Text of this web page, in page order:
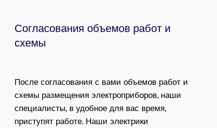
Согласования объемов работ и
схемы
После согласования с вами объемов работ и
схемы размещения электроприборов, наши
специалисты, в удобное для вас время,
приступят работе. Наши электрики